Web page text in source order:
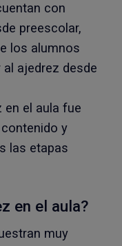
con
preescolar,
los alumnos
al ajedrez desde
en el aula fue
y
las etapas
en el aula?
muy